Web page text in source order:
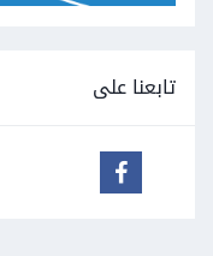
تابعنا على